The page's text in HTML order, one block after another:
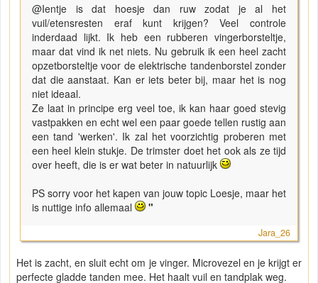
@Ientje is dat hoesje dan ruw zodat je al het
vuil/etensresten eraf kunt krijgen? Veel controle
inderdaad lijkt. Ik heb een rubberen vingerborsteltje,
maar dat vind ik net niets. Nu gebruik ik een heel zacht
opzetborsteltje voor de elektrische tandenborstel zonder
dat die aanstaat. Kan er iets beter bij, maar het is nog
niet ideaal.
Ze laat in principe erg veel toe, ik kan haar goed stevig
vastpakken en echt wel een paar goede tellen rustig aan
een tand 'werken'. Ik zal het voorzichtig proberen met
een heel klein stukje. De trimster doet het ook als ze tijd
over heeft, die is er wat beter in natuurlijk
PS sorry voor het kapen van jouw topic Loesje, maar het
is nuttige info allemaal
"
Jara_26
Het is zacht, en sluit echt om je vinger. Microvezel en je krijgt er
perfecte gladde tanden mee. Het haalt vuil en tandplak weg.